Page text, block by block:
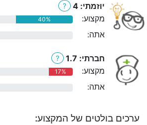
יוזמתי: 4 ?
מקצוע: 40%
אתה:
חברתי: 1.7 ?
מקצוע: 17%
אתה:
ערכים בולטים של המקצוע: